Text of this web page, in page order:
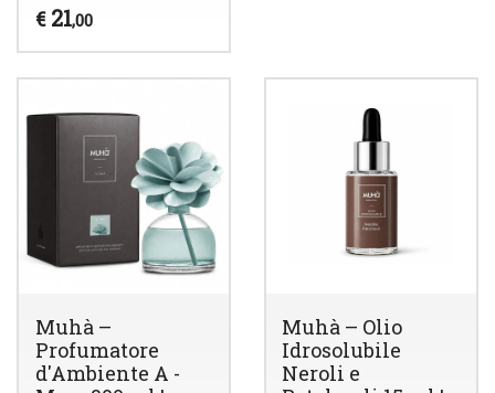
€ 21,00
Muhà –
Profumatore
d'Ambiente A -
Muhà – Olio
Idrosolubile
Neroli e